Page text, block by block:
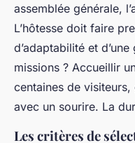
assemblée générale,
L’hôtesse doit faire
d’adaptabilité et
missions ? Accueillir
centaines de
avec un sourire. La
Les critères de